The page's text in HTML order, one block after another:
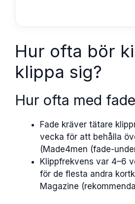
Hur ofta bör
klippa sig?
Hur ofta med
Fade kräver tätare
vecka för att behålla
(Made4men (fade-
Klippfrekvens var 4–6
för de flesta andra
Magazine